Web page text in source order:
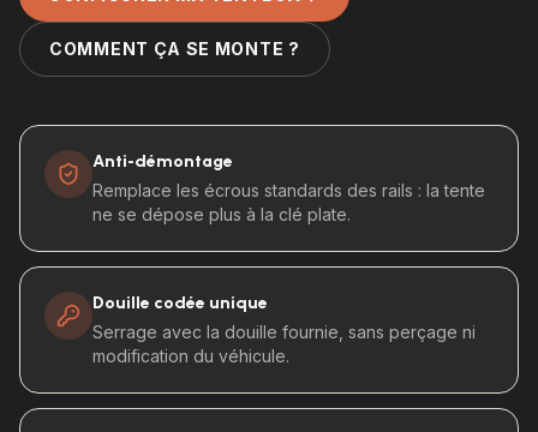
COMMENT ÇA SE MONTE ?
Anti-démontage
Remplace les écrous standards des rails : la tente
ne se dépose plus à la clé plate.
Douille codée unique
Serrage avec la douille fournie, sans perçage ni
modification du véhicule.